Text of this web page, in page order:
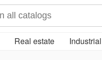
Real estate Industrial